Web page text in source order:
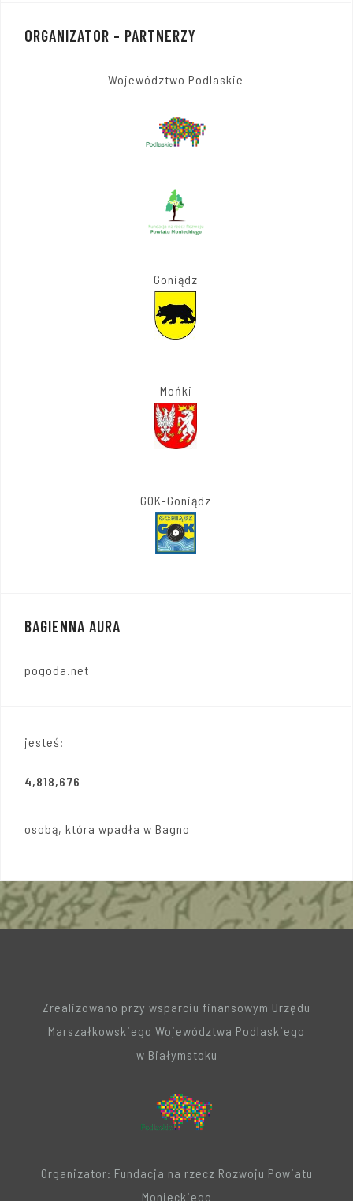
ORGANIZATOR – PARTNERZY
Województwo Podlaskie
Goniądz
Mońki
GOK-Goniądz
BAGIENNA AURA
pogoda.net
jesteś:
4,818,676
osobą, która wpadła w Bagno
Zrealizowano przy wsparciu finansowym Urzędu
Marszałkowskiego Województwa Podlaskiego
w Białymstoku
Organizator: Fundacja na rzecz Rozwoju Powiatu
Monieckiego